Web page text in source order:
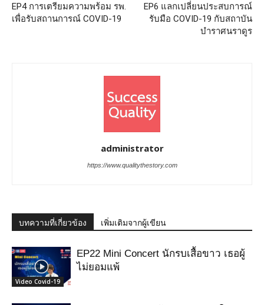
EP4 การเตรียมความพร้อม รพ.
เพื่อรับสถานการณ์ COVID-19
EP6 แลกเปลี่ยนประสบการณ์
รับมือ COVID-19 กับสถาบัน
บำราศนราดูร
administrator
https://www.qualitythestory.com
บทความที่เกี่ยวข้อง เพิ่มเติมจากผู้เขียน
Video Covid-19
EP22 Mini Concert นักรบเสื้อขาว เธอผู้
ไม่ยอมแพ้